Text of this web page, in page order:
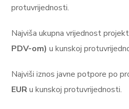
protuvrijednosti.
Najviša ukupna vrijednost
PDV-om) u kunskoj
Najviši iznos javne potpore po
EURu kunskoj protuvrijednosti.